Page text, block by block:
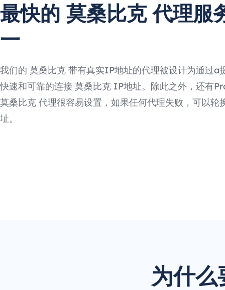
最快的 莫桑比克 代理服
一
我们的 莫桑比克 带有真实IP地址的代理被设计为通过a
快速和可靠的连接 莫桑比克 IP地址。除此之外，还有
莫桑比克 代理很容易设置，如果任何代理失败，可以轮
址。
为什